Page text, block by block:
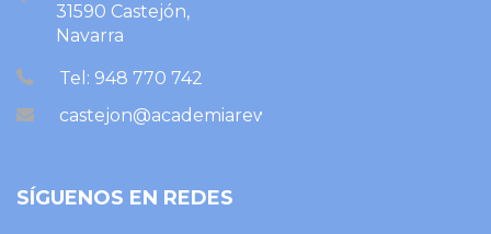
31590 Castejón,
Navarra
Tel: 948 770 742
castejon@academiareward.com
SÍGUENOS EN REDES